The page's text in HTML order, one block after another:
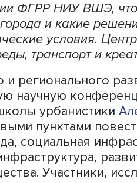
Фото:
в области
ФГРР НИУ
города и
среды,